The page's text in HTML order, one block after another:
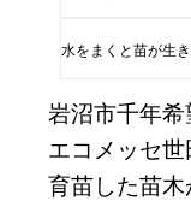
水をまくと苗が生
岩沼市千年
エコメッセ
育苗した苗